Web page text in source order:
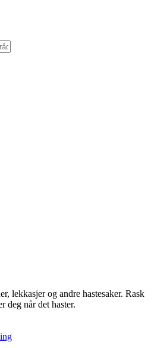
lekkasjer og andre hastesaker. Rask
deg når det haster.